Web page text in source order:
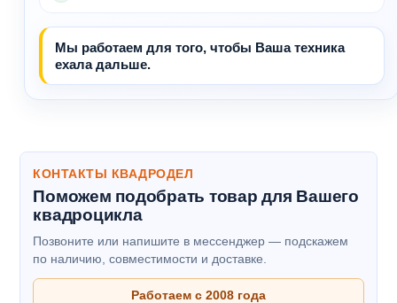
Мы работаем для того, чтобы Ваша техника
ехала дальше.
КОНТАКТЫ КВАДРОДЕЛ
Поможем подобрать товар для Вашего
квадроцикла
Позвоните или напишите в мессенджер — подскажем
по наличию, совместимости и доставке.
Работаем с 2008 года